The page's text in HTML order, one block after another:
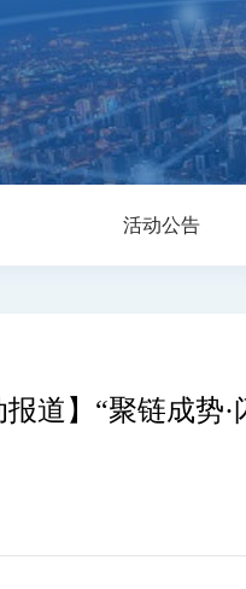
活动公告
报道】“聚链成